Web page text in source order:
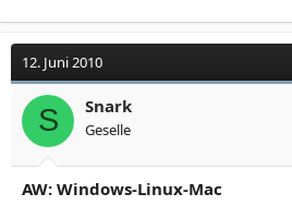
12. Juni 2010
S Snark
Geselle
AW: Windows-Linux-Mac